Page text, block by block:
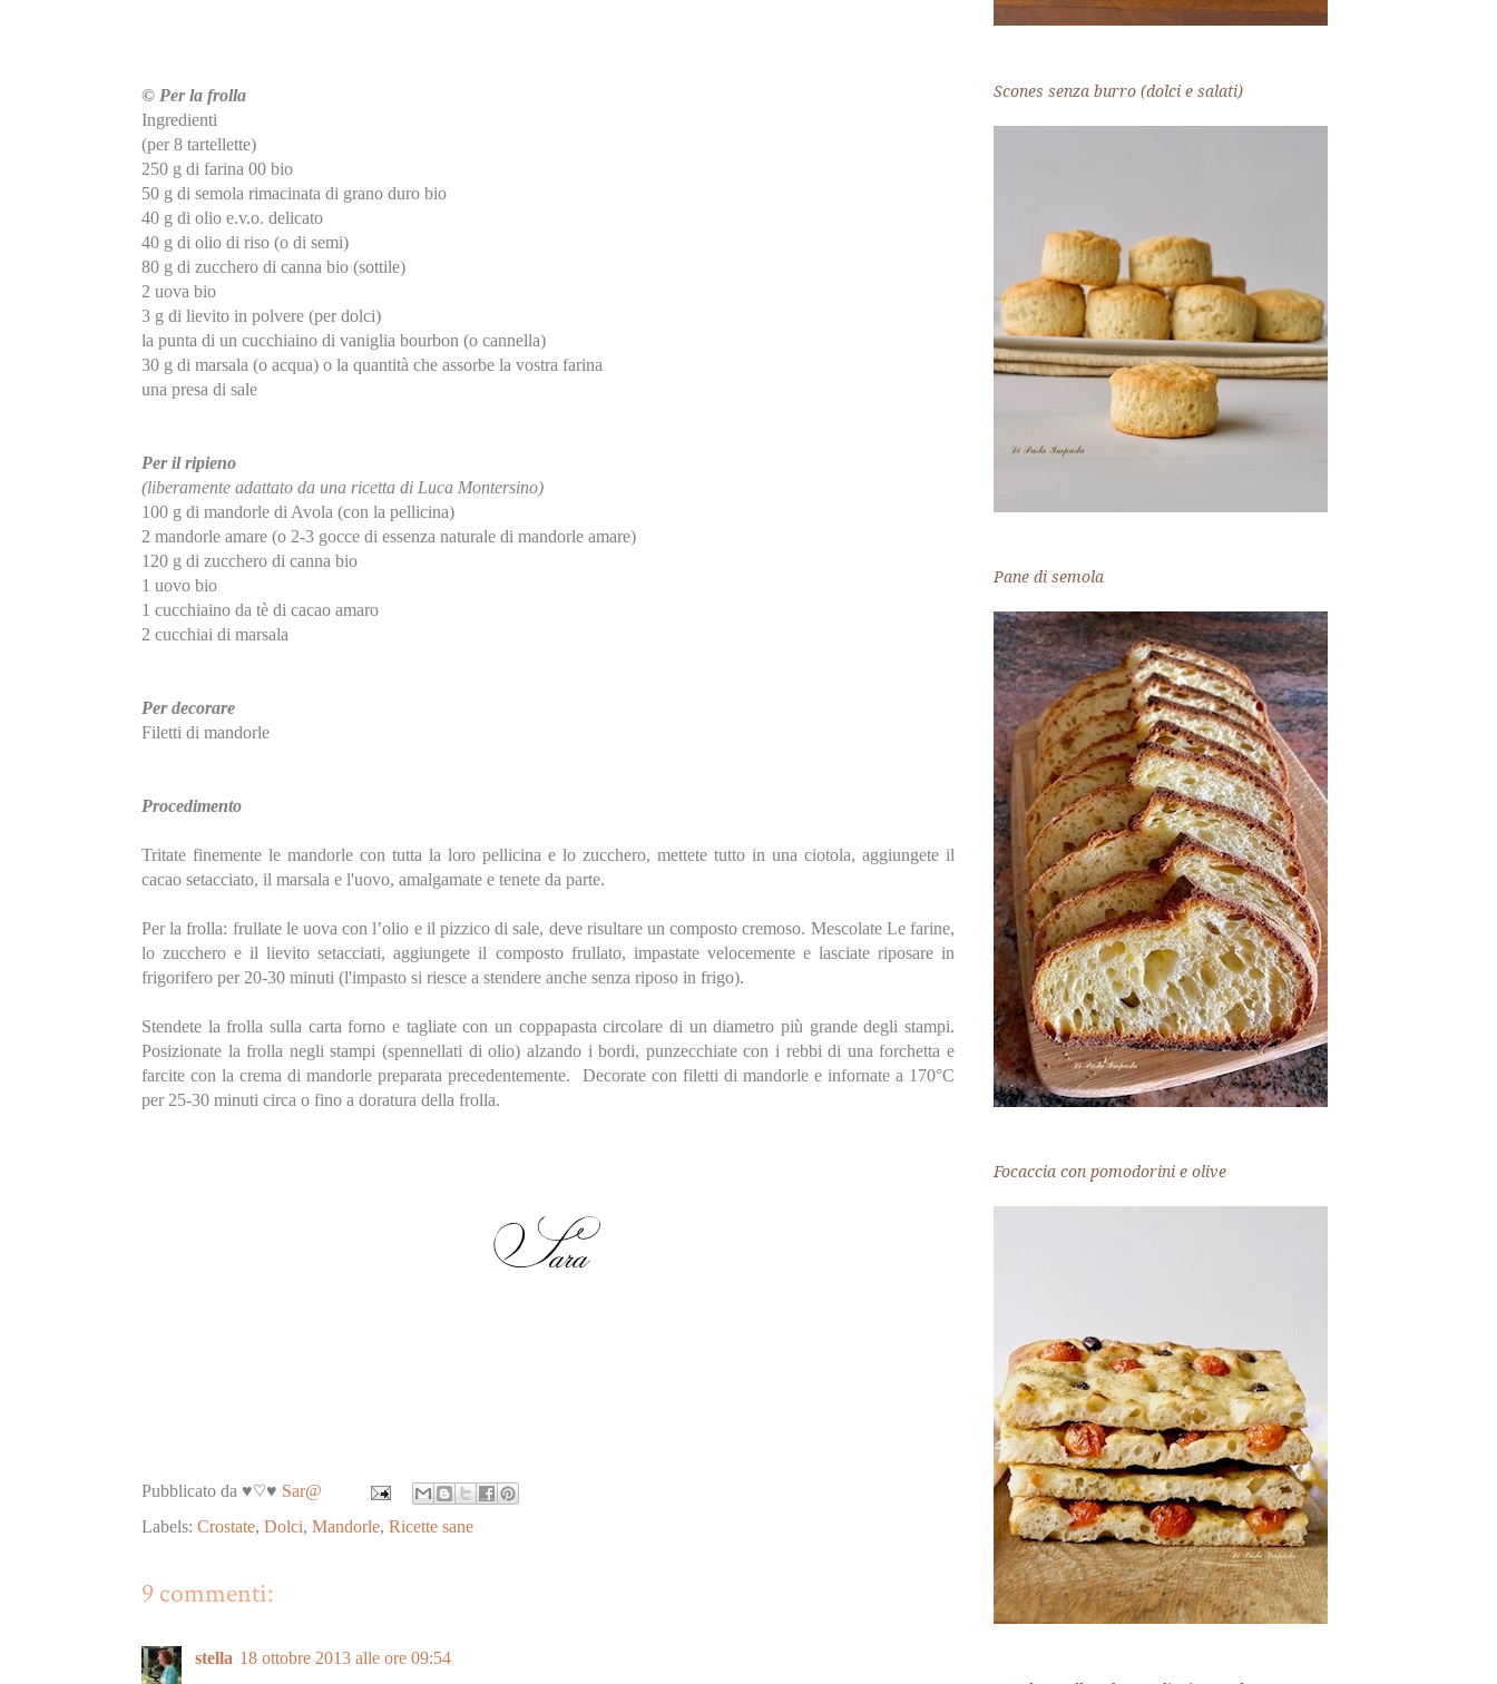
© Per la frolla
Ingredienti
(per 8 tartellette)
250 g di farina 00 bio
50 g di semola rimacinata di grano duro bio
40 g di olio e.v.o. delicato
40 g di olio di riso (o di semi)
80 g di zucchero di canna bio (sottile)
2 uova bio
3 g di lievito in polvere (per dolci)
la punta di un cucchiaino di vaniglia bourbon (o cannella)
30 g di marsala (o acqua) o la quantità che assorbe la vostra farina
una presa di sale
Per il ripieno
(liberamente adattato da una ricetta di Luca Montersino)
100 g di mandorle di Avola (con la pellicina)
2 mandorle amare (o 2-3 gocce di essenza naturale di mandorle amare)
120 g di zucchero di canna bio
1 uovo bio
1 cucchiaino da tè di cacao amaro
2 cucchiai di marsala
Per decorare
Filetti di mandorle
Procedimento
Tritate finemente le mandorle con tutta la loro pellicina e lo zucchero, mettete tutto in una ciotola, aggiungete il
cacao setacciato, il marsala e l'uovo, amalgamate e tenete da parte.
Per la frolla: frullate le uova con l’olio e il pizzico di sale, deve risultare un composto cremoso. Mescolate Le farine,
lo zucchero e il lievito setacciati, aggiungete il composto frullato, impastate velocemente e lasciate riposare in
frigorifero per 20-30 minuti (l'impasto si riesce a stendere anche senza riposo in frigo).
Stendete la frolla sulla carta forno e tagliate con un coppapasta circolare di un diametro più grande degli stampi.
Posizionate la frolla negli stampi (spennellati di olio) alzando i bordi, punzecchiate con i rebbi di una forchetta e
farcite con la crema di mandorle preparata precedentemente. Decorate con filetti di mandorle e infornate a 170°C
per 25-30 minuti circa o fino a doratura della frolla.
Pubblicato da ♥♡♥ Sar@
Labels: Crostate, Dolci, Mandorle, Ricette sane
9 commenti:
stella 18 ottobre 2013 alle ore 09:54
Scones senza burro (dolci e salati)
Pane di semola
Focaccia con pomodorini e olive